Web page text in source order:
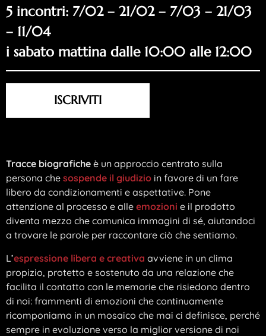
5 incontri: 7/02 – 21/02 – 7/03 – 21/03
– 11/04
i sabato mattina dalle 10:00 alle 12:00
ISCRIVITI
Tracce biografiche è un approccio centrato sulla
persona che sospende il giudizio in favore di un fare
libero da condizionamenti e aspettative. Pone
attenzione al processo e alle emozioni e il prodotto
diventa mezzo che comunica immagini di sé, aiutandoci
a trovare le parole per raccontare ciò che sentiamo.
L’espressione libera e creativa avviene in un clima
propizio, protetto e sostenuto da una relazione che
facilita il contatto con le memorie che risiedono dentro
di noi: frammenti di emozioni che continuamente
ricomponiamo in un mosaico che mai ci definisce, perché
sempre in evoluzione verso la miglior versione di noi